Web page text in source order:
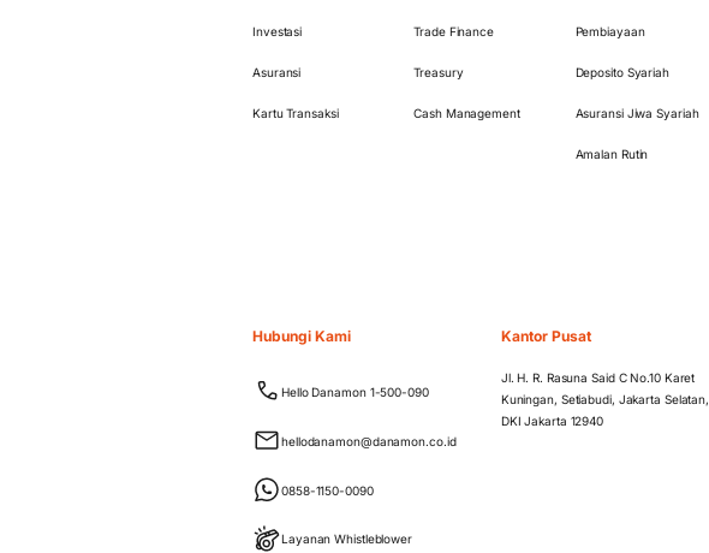
Investasi
Asuransi
Kartu Transaksi
Trade Finance
Treasury
Cash Management
Pembiayaan
Deposito Syariah
Asuransi Jiwa Syariah
Amalan Rutin
Hubungi Kami
Hello Danamon 1-500-090
hellodanamon@danamon.co.id
0858-1150-0090
Layanan Whistleblower
Kantor Pusat
Jl. H. R. Rasuna Said C No.10 Karet
Kuningan, Setiabudi, Jakarta Selatan,
DKI Jakarta 12940